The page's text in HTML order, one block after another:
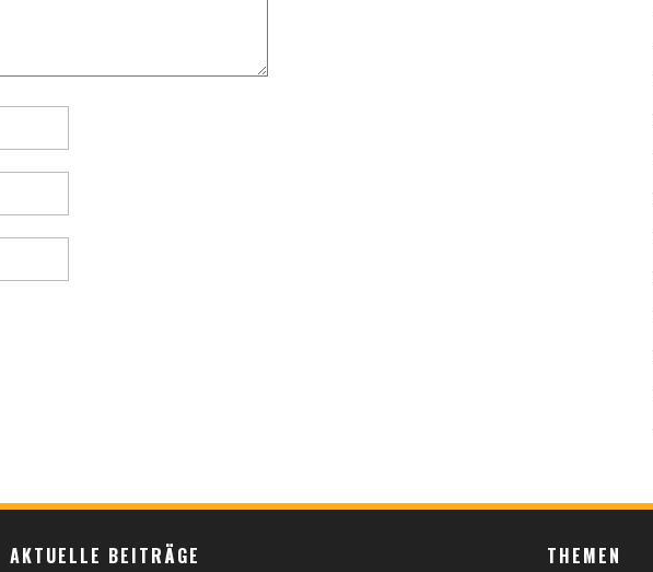
AKTUELLE BEITRÄGE THEMEN